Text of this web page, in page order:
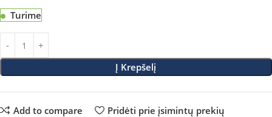
Turime
Į Krepšelį
Add to compare Pridėti prie įsimintų prekių